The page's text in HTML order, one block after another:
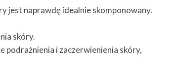
jest naprawdę idealnie skomponowany.
skóry.
podrażnienia i zaczerwienienia skóry,